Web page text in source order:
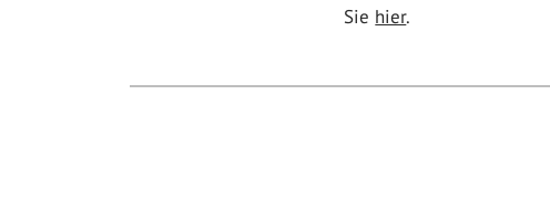
Sie hier.